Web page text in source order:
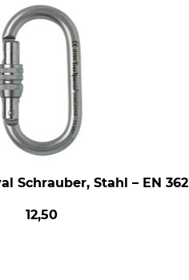
Schrauber, Stahl – EN 362
12,50